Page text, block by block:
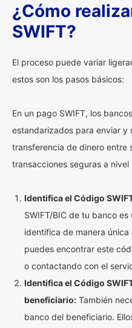
¿Cómo
SWIFT?
El proceso puede variar
estos son los pasos básicos:
En un pago SWIFT, los
estandarizados para enviar y
transferencia de dinero entre
transacciones seguras a nivel
Identifica el Código
SWIFT/BIC de tu banco
identifica de manera
puedes encontrar este
o contactando con el
Identifica el Código
beneficiario: También
banco del beneficiario.